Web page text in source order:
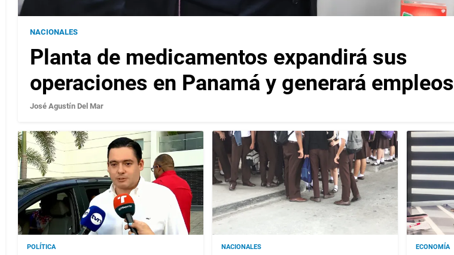
NACIONALES
Planta de medicamentos expandirá sus
operaciones en Panamá y generará empleos
José Agustín Del Mar
POLÍTICA NACIONALES ECONOMÍA